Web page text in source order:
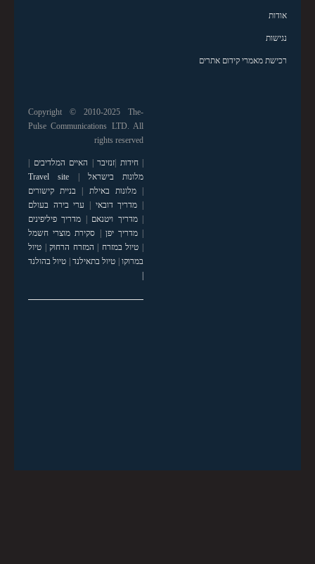
אודות
נגישות
רכישת מאמרי קידום אתרים
Copyright © 2010-2025 The-
Pulse Communications LTD. All
rights reserved
|חידות |זנזיבר | האיים המלדיבים |
מלונות בישראל |
Travel site
|מלונות באילת | בניית קישורים
| מדריך דובאי | ערי בירה בעולם
|מדריך ויטנאם | מדריך פיליפינים
|מדריך יפן | סקירת מוצרי חשמל
| טיול במזרח | המזרח הרחוק| טיול
במרוקו| טיול בתאילנד| טיול בהולנד
|